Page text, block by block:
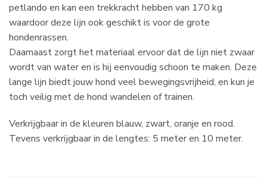
petlando en kan een trekkracht hebben van 170 kg
waardoor deze lijn ook geschikt is voor de grote
hondenrassen.
Daarnaast zorgt het materiaal ervoor dat de lijn niet zwaar
wordt van water en is hij eenvoudig schoon te maken. Deze
lange lijn biedt jouw hond veel bewegingsvrijheid, en kun je
toch veilig met de hond wandelen of trainen.
Verkrijgbaar in de kleuren blauw, zwart, oranje en rood.
Tevens verkrijgbaar in de lengtes: 5 meter en 10 meter.